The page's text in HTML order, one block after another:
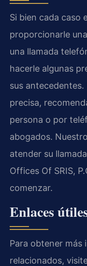
Si bien cada caso
proporcionarle
una llamada
hacerle algunas
sus
precisa,
persona o por
abogados.
atender su
Offices Of SRIS,
comenzar.
Enlaces
Para obtener más
relacionados,